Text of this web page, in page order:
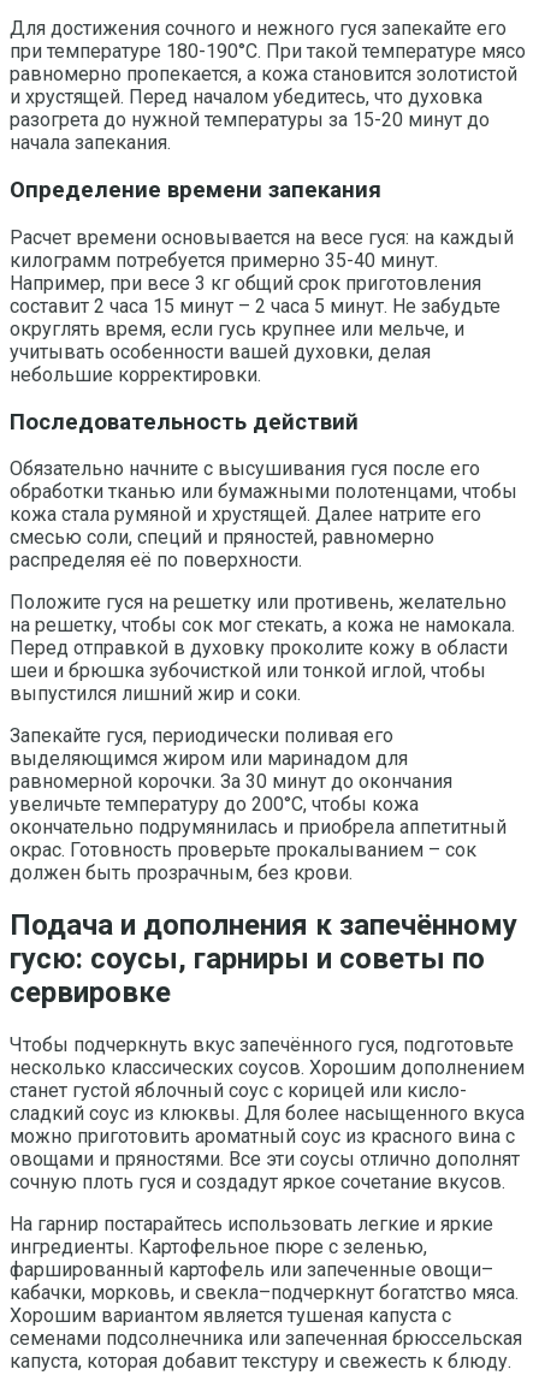
Для достижения сочного и нежного гуся запекайте его
при температуре 180-190°C. При такой температуре мясо
равномерно пропекается, а кожа становится золотистой
и хрустящей. Перед началом убедитесь, что духовка
разогрета до нужной температуры за 15-20 минут до
начала запекания.
Определение времени запекания
Расчет времени основывается на весе гуся: на каждый
килограмм потребуется примерно 35-40 минут.
Например, при весе 3 кг общий срок приготовления
составит 2 часа 15 минут – 2 часа 5 минут. Не забудьте
округлять время, если гусь крупнее или мельче, и
учитывать особенности вашей духовки, делая
небольшие корректировки.
Последовательность действий
Обязательно начните с высушивания гуся после его
обработки тканью или бумажными полотенцами, чтобы
кожа стала румяной и хрустящей. Далее натрите его
смесью соли, специй и пряностей, равномерно
распределяя её по поверхности.
Положите гуся на решетку или противень, желательно
на решетку, чтобы сок мог стекать, а кожа не намокала.
Перед отправкой в духовку проколите кожу в области
шеи и брюшка зубочисткой или тонкой иглой, чтобы
выпустился лишний жир и соки.
Запекайте гуся, периодически поливая его
выделяющимся жиром или маринадом для
равномерной корочки. За 30 минут до окончания
увеличьте температуру до 200°C, чтобы кожа
окончательно подрумянилась и приобрела аппетитный
окрас. Готовность проверьте прокалыванием – сок
должен быть прозрачным, без крови.
Подача и дополнения к запечённому
гусю: соусы, гарниры и советы по
сервировке
Чтобы подчеркнуть вкус запечённого гуся, подготовьте
несколько классических соусов. Хорошим дополнением
станет густой яблочный соус с корицей или кисло-
сладкий соус из клюквы. Для более насыщенного вкуса
можно приготовить ароматный соус из красного вина с
овощами и пряностями. Все эти соусы отлично дополнят
сочную плоть гуся и создадут яркое сочетание вкусов.
На гарнир постарайтесь использовать легкие и яркие
ингредиенты. Картофельное пюре с зеленью,
фаршированный картофель или запеченные овощи–
кабачки, морковь, и свекла–подчеркнут богатство мяса.
Хорошим вариантом является тушеная капуста с
семенами подсолнечника или запеченная брюссельская
капуста, которая добавит текстуру и свежесть к блюду.